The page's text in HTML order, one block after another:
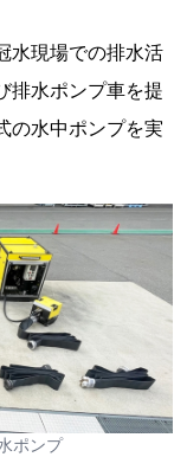
水現場での排水活
排水ポンプ車を提
の水中ポンプを実
ポンプ